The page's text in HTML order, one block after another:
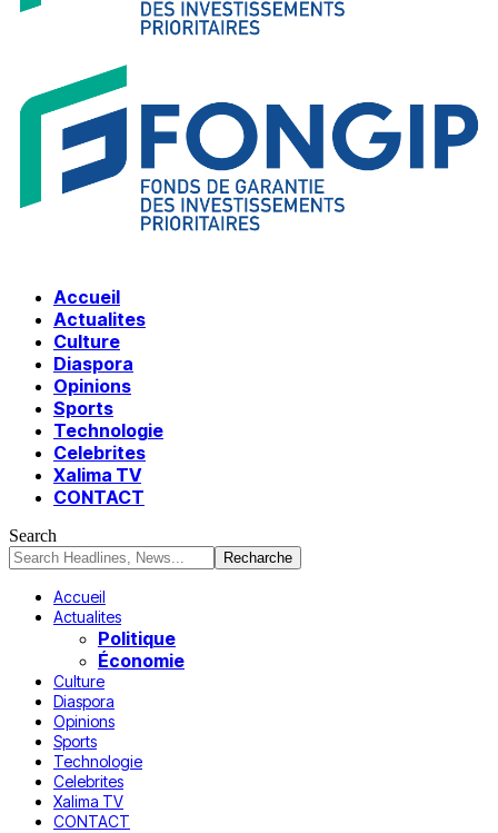
Accueil
Actualites
Culture
Diaspora
Opinions
Sports
Technologie
Celebrites
Xalima TV
CONTACT
Search
Accueil
Actualites
Politique
Économie
Culture
Diaspora
Opinions
Sports
Technologie
Celebrites
Xalima TV
CONTACT